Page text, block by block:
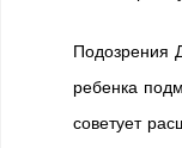
Подозрения
ребенка
советует